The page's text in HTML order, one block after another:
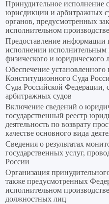
Принудительное исполнение
юрисдикции и арбитражных
органов, предусмотренных
исполнительном производстве
Предоставление информации
исполнении исполнительным
физического и юридического
Обеспечение установленного
Конституционного Суда
Суда Российской
арбитражных судов
Включение сведений о
государственный реестр
деятельность по возврату
качестве основного вида
Сведения о результатах
государственных услуг,
России
Организация
также предусмотренных
исполнительном
должностных лиц